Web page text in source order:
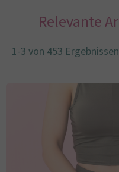
Relevante
1-3 von 453 Ergebnissen